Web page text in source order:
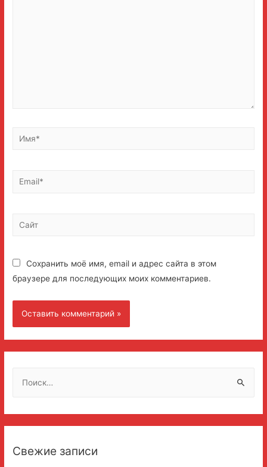
Имя*
Email*
Сайт
Сохранить моё имя, email и адрес сайта в этом
браузере для последующих моих комментариев.
:Свежие записи